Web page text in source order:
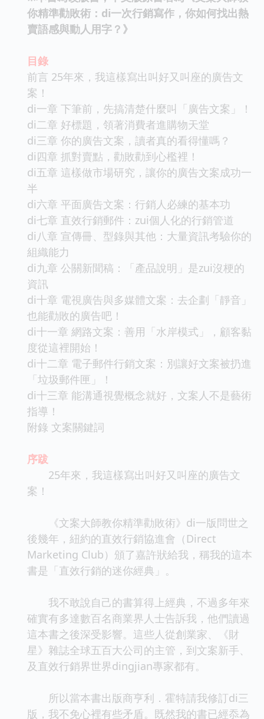
你精準勸敗術：di一次行銷寫作，你如何找出熱
賣語感與動人用字？》
目錄
前言 25年來，我這樣寫出叫好又叫座的廣告文
案！
di一章 下筆前，先搞清楚什麼叫「廣告文案」！
di二章 好標題，領著消費者進購物天堂
di三章 你的廣告文案，讀者真的看得懂嗎？
di四章 抓對賣點，勸敗勸到心檻裡！
di五章 這樣做市場研究，讓你的廣告文案成功一
半
di六章 平面廣告文案：行銷人必練的基本功
di七章 直效行銷郵件：zui個人化的行銷管道
di八章 宣傳冊、型錄與其他：大量資訊考驗你的
組織能力
di九章 公關新聞稿：「產品說明」是zui沒梗的
資訊
di十章 電視廣告與多媒體文案：去企劃「靜音」
也能勸敗的廣告吧！
di十一章 網路文案：善用「水岸模式」，顧客黏
度從這裡開始！
di十二章 電子郵件行銷文案：別讓好文案被扔進
「垃圾郵件匣」！
di十三章 能溝通視覺概念就好，文案人不是藝術
指導！
附錄 文案關鍵詞
序跋
25年來，我這樣寫出叫好又叫座的廣告文
案！
《文案大師教你精準勸敗術》di一版問世之
後幾年，紐約的直效行銷協進會（Direct
Marketing Club）頒了嘉許狀給我，稱我的這本
書是「直效行銷的迷你經典」。
我不敢說自己的書算得上經典，不過多年來
確實有多達數百名商業界人士告訴我，他們讀過
這本書之後深受影響。這些人從創業家、《財
星》雜誌全球五百大公司的主管，到文案新手、
及直效行銷界世界dingjian專家都有。
所以當本書出版商亨利．霍特請我修訂di三
版，我不免心裡有些矛盾。既然我的書已經忝為